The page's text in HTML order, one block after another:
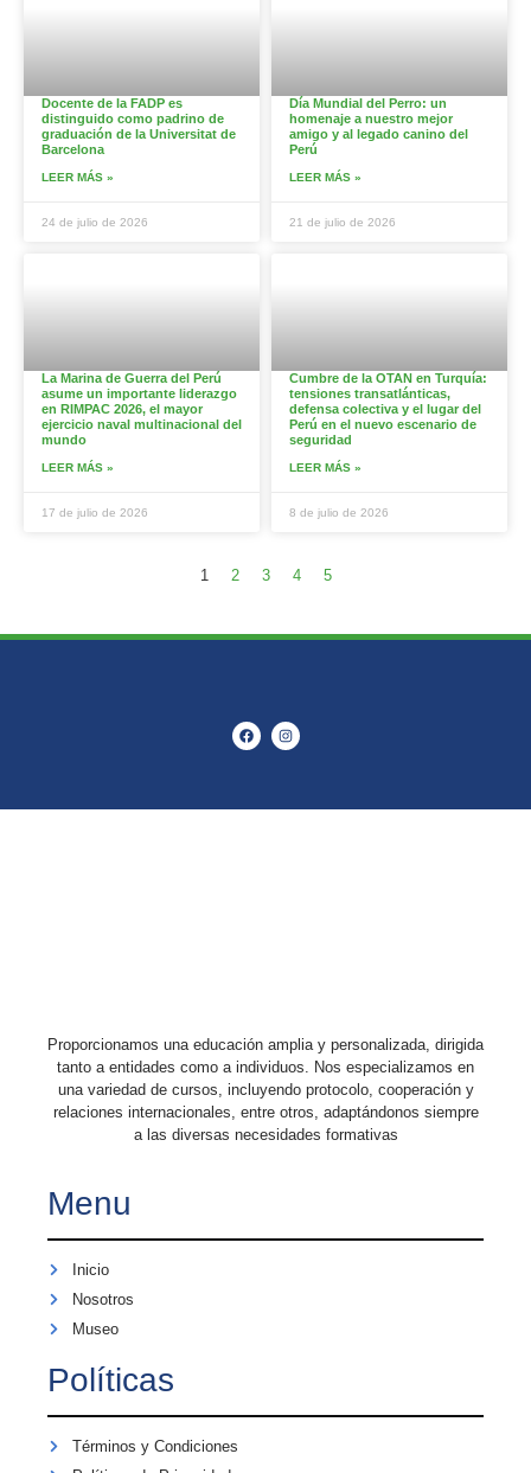
Docente de la FADP es
distinguido como padrino de
graduación de la Universitat de
Barcelona
LEER MÁS »
24 de julio de 2026
Día Mundial del Perro: un
homenaje a nuestro mejor
amigo y al legado canino del
Perú
LEER MÁS »
21 de julio de 2026
La Marina de Guerra del Perú
asume un importante liderazgo
en RIMPAC 2026, el mayor
ejercicio naval multinacional del
mundo
LEER MÁS »
17 de julio de 2026
Cumbre de la OTAN en Turquía:
tensiones transatlánticas,
defensa colectiva y el lugar del
Perú en el nuevo escenario de
seguridad
LEER MÁS »
8 de julio de 2026
1 2 3 4 5
Proporcionamos una educación amplia y personalizada, dirigida
tanto a entidades como a individuos. Nos especializamos en
una variedad de cursos, incluyendo protocolo, cooperación y
relaciones internacionales, entre otros, adaptándonos siempre
a las diversas necesidades formativas
Menu
Inicio
Nosotros
Museo
Políticas
Términos y Condiciones